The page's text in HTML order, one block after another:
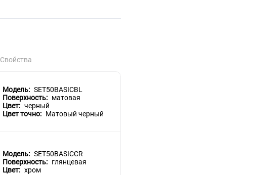
Свойства
Модель: SET50BASICBL
Поверхность: матовая
Цвет: черный
Цвет точно: Матовый черный
Модель: SET50BASICCR
Поверхность: глянцевая
Цвет: хром